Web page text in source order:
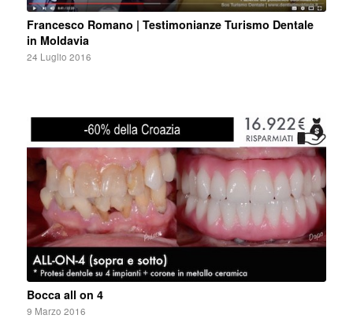
Francesco Romano | Testimonianze Turismo Dentale
in Moldavia
24 Luglio 2016
Bocca all on 4
9 Marzo 2016